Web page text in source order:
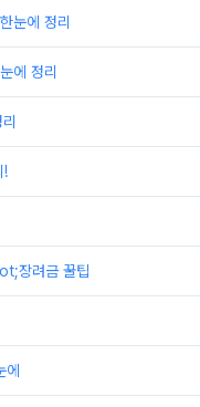
눈에 정리
에 정리
!
장려금 꿀팁